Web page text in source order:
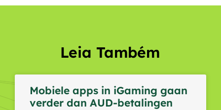
Leia Também
Mobiele apps in iGaming gaan
verder dan AUD-betalingen